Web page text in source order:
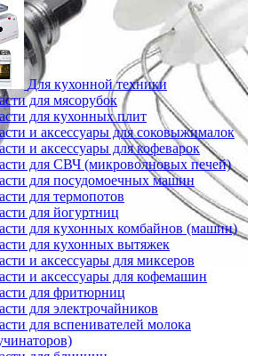
Для кухонной техники
для мясорубок
для кухонных плит
и аксессуары для соковыжималок
и аксессуары для кофеварок
для СВЧ (микроволновых печей)
для посудомоечных машин
для термопотов
для йогуртниц
для кухонных комбайнов (машин)
для кухонных вытяжек
и аксессуары для миксеров
и аксессуары для кофемашин
для фритюрниц
для электрочайников
для вспенивателей молока